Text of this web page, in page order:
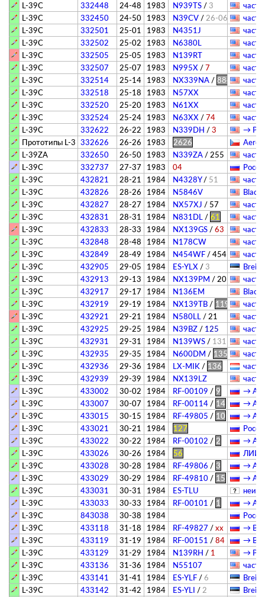
L-39C
332448 24-48 1983 N939TS /3
L-39C
332450 24-50 1983 N39CV / 26-06
L-39C
332501 25-01 1983 N4351J
L-39C
332502 25-02 1983 N6380L
L-39C
332505 25-05 1983 N139RT
L-39C
332507 25-07 1983 N995X /7
L-39C
332514 25-14 1983 NX339NA / 884
L-39C
332518 25-18 1983 N57XX
L-39C
332520 25-20 1983 N61XX
L-39C
332524 25-24 1983 N63XX /74
L-39C
332622 26-22 1983 N339DH /3
→
Прототипы L-39NG332626 26-26 1983 2626
Aero
L-39ZA
332650 26-50 1983 N339ZA /255
L-39C
332737 27-37 1983 04
L-39C
432821 28-21 1984 N4328Y/ 51
L-39C
432826 28-26 1984 N5846V
Black
L-39C
432827 28-27 1984 NX57XJ / 57
L-39C
432831 28-31 1984 N831DL / 61
L-39C
432833 28-33 1984 NX139GS /63
L-39C
432848 28-48 1984 N178CW
L-39C
432849 28-49 1984 N454WF /454
L-39C
432905 29-05 1984 ES-YLX /3
L-39C
432913 29-13 1984 NX139PM /201
L-39C
432917 29-17 1984 N136EM
Black
L-39C
432919 29-19 1984 NX139TB / 119
L-39C
432921 29-21 1984 N580LL /21
L-39C
432925 29-25 1984 N39BZ / 125
L-39C
432931 29-31 1984 N139WS / 131
L-39C
432935 29-35 1984 N600DM / 135
L-39C
432936 29-36 1984 LX-MIK / 136
L-39C
432939 29-39 1984 NX139LZ
L-39C
433002 30-02 1984 RF-00109 / 9
→
L-39C
433007 30-07 1984 RF-00114 / 14
→
L-39C
433015 30-15 1984 RF-49805 / 10
→
L-39C
433021 30-21 1984 127
L-39C
433022 30-22 1984 RF-00102 / 2
→
L-39C
433026 30-26 1984 56
ЛИИ
L-39C
433028 30-28 1984 RF-49806 / 3
→
L-39C
433029 30-29 1984 RF-49810 / 15
→
L-39C
433031 30-31 1984 ES-TLU
L-39C
433033 30-33 1984 RF-00101 / 1
→
L-39C
843038 30-38 1984
L-39C
433118 31-18 1984 RF-49827 /хх
→
L-39C
433119 31-19 1984 RF-00151 /84
→
L-39C
433129 31-29 1984 N139RH / 1
→
L-39C
433136 31-36 1984 N55107
L-39C
433141 31-41 1984 ES-YLF /6
L-39C
433142 31-42 1984 ES-YLI / 2